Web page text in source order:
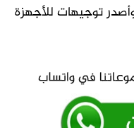
توجيهات للأجهزة